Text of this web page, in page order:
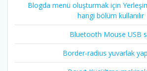
Blogda menü oluşturmak için
hangi bölüm kullanılır
Bluetooth Mouse USB
Border-radius yuvarlak